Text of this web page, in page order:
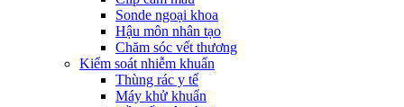
Sonde ngoại khoa
Hậu môn nhân tạo
Chăm sóc vết thương
Kiểm soát nhiễm khuẩn
Thùng rác y tế
Máy khử khuẩn